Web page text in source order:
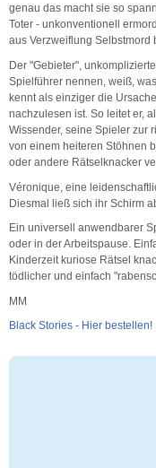
genau das macht sie so
Toter - unkonventionell
aus Verzweiflung Selbstmord
Der "Gebieter",
Spielführer nennen, weiß,
kennt als einziger die
nachzulesen ist. So leitet er,
Wissender, seine Spieler zur
von einem heiteren Stöhnen
oder andere Rätselknacker
Véronique, eine
Diesmal ließ sich ihr Schirm
Ein universell anwendbarer
oder in der Arbeitspause.
Kinderzeit kuriose Rätsel
tödlicher und einfach
MM
Black Stories - Hier bestellen!